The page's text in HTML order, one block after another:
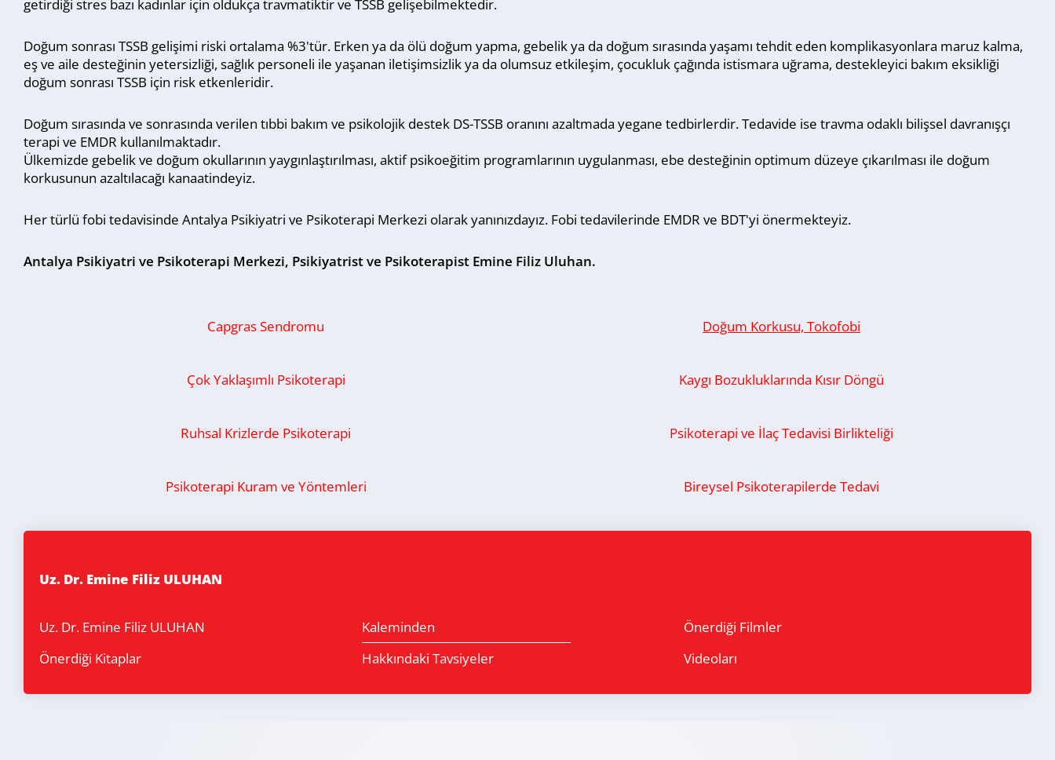
getirdiği stres bazı kadınlar için oldukça travmatiktir ve TSSB gelişebilmektedir.
Doğum sonrası TSSB gelişimi riski ortalama %3'tür. Erken ya da ölü doğum yapma, gebelik ya da doğum sırasında yaşamı tehdit eden komplikasyonlara maruz kalma,
eş ve aile desteğinin yetersizliği, sağlık personeli ile yaşanan iletişimsizlik ya da olumsuz etkileşim, çocukluk çağında istismara uğrama, destekleyici bakım eksikliği
doğum sonrası TSSB için risk etkenleridir.
Doğum sırasında ve sonrasında verilen tıbbi bakım ve psikolojik destek DS-TSSB oranını azaltmada yegane tedbirlerdir. Tedavide ise travma odaklı bilişsel davranışçı
terapi ve EMDR kullanılmaktadır.
Ülkemizde gebelik ve doğum okullarının yaygınlaştırılması, aktif psikoeğitim programlarının uygulanması, ebe desteğinin optimum düzeye çıkarılması ile doğum
korkusunun azaltılacağı kanaatindeyiz.
Her türlü fobi tedavisinde Antalya Psikiyatri ve Psikoterapi Merkezi olarak yanınızdayız. Fobi tedavilerinde EMDR ve BDT'yi önermekteyiz.
Antalya Psikiyatri ve Psikoterapi Merkezi, Psikiyatrist ve Psikoterapist Emine Filiz Uluhan.
Capgras Sendromu Doğum Korkusu, Tokofobi
Çok Yaklaşımlı Psikoterapi Kaygı Bozukluklarında Kısır Döngü
Ruhsal Krizlerde Psikoterapi Psikoterapi ve İlaç Tedavisi Birlikteliği
Psikoterapi Kuram ve Yöntemleri Bireysel Psikoterapilerde Tedavi
Uz. Dr. Emine Filiz ULUHAN
Uz. Dr. Emine Filiz ULUHAN Kaleminden
Önerdiği Filmler
Önerdiği Kitaplar
Hakkındaki Tavsiyeler Videoları